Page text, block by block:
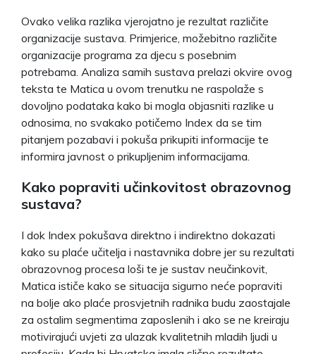
Ovako velika razlika vjerojatno je rezultat različite
organizacije sustava. Primjerice, možebitno različite
organizacije programa za djecu s posebnim
potrebama. Analiza samih sustava prelazi okvire ovog
teksta te Matica u ovom trenutku ne raspolaže s
dovoljno podataka kako bi mogla objasniti razlike u
odnosima, no svakako potičemo Index da se tim
pitanjem pozabavi i pokuša prikupiti informacije te
informira javnost o prikupljenim informacijama.
Kako popraviti učinkovitost obrazovnog
sustava?
I dok Index pokušava direktno i indirektno dokazati
kako su plaće učitelja i nastavnika dobre jer su rezultati
obrazovnog procesa loši te je sustav neučinkovit,
Matica ističe kako se situacija sigurno neće popraviti
na bolje ako plaće prosvjetnih radnika budu zaostajale
za ostalim segmentima zaposlenih i ako se ne kreiraju
motivirajući uvjeti za ulazak kvalitetnih mladih ljudi u